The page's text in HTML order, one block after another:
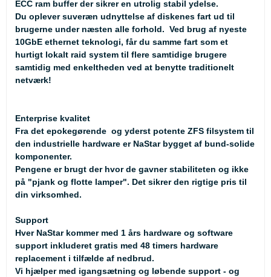
ECC ram buffer der sikrer en utrolig stabil ydelse.
Du oplever suveræn udnyttelse af diskenes fart ud til
brugerne under næsten alle forhold. Ved brug af nyeste
10GbE ethernet teknologi, får du samme fart som et
hurtigt lokalt raid system til flere samtidige brugere
samtidig med enkeltheden ved at benytte traditionelt
netværk!
Enterprise kvalitet
Fra det epokegørende og yderst potente ZFS filsystem til
den industrielle hardware er NaStar bygget af bund-solide
komponenter.
Pengene er brugt der hvor de gavner stabiliteten og ikke
på "pjank og flotte lamper". Det sikrer den rigtige pris til
din virksomhed.
Support
Hver NaStar kommer med 1 års hardware og software
support inkluderet gratis med 48 timers hardware
replacement i tilfælde af nedbrud.
Vi hjælper med igangsætning og løbende support - og